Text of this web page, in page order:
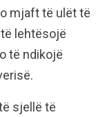
mjaft të ulët të
lehtësojë
të ndikojë
sjellë të